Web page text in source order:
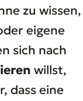
zu wissen,
eigene
sich nach
willst,
dass eine